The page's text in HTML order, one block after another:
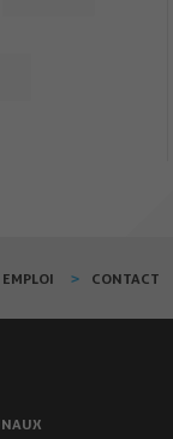
EMPLOI CONTACT